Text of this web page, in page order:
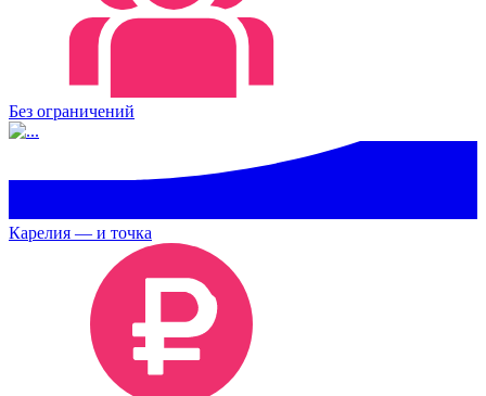
Без ограничений
Карелия — и точка